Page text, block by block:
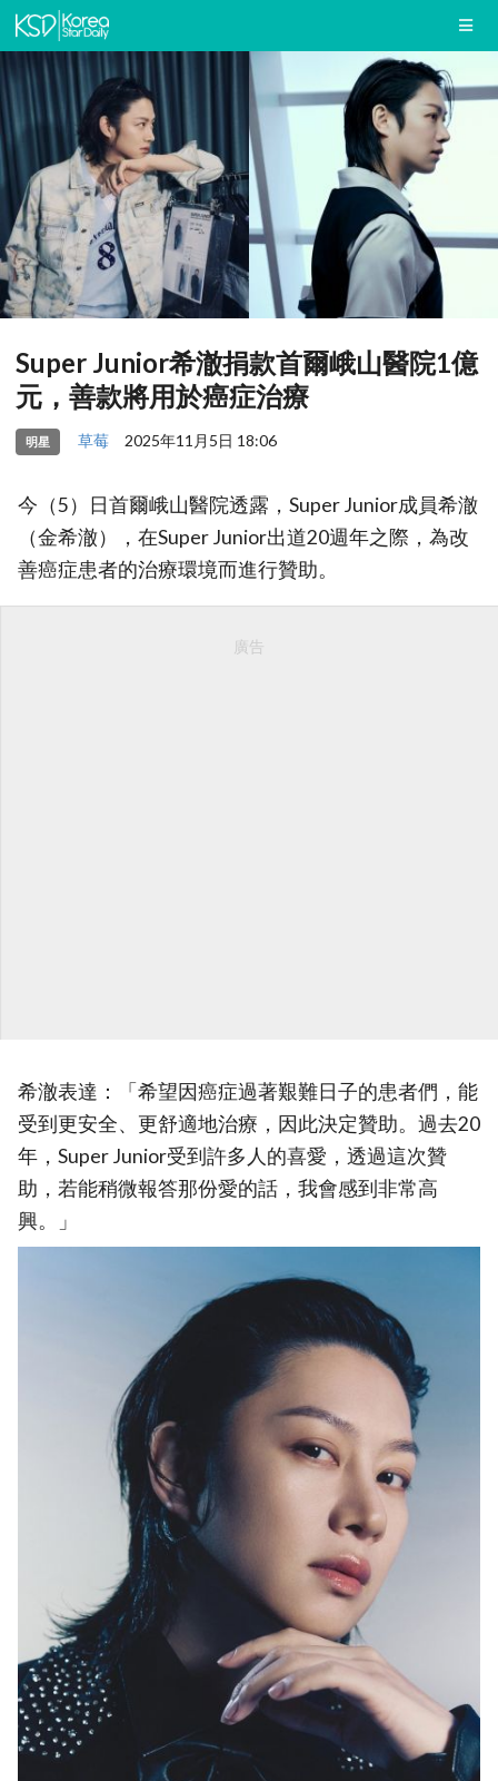
Super Junior希澈捐款首爾峨山醫院1億
元，善款將用於癌症治療
明星 草莓 2025年11月5日 18:06
今（5）日首爾峨山醫院透露，Super Junior成員希澈
（金希澈），在Super Junior出道20週年之際，為改
善癌症患者的治療環境而進行贊助。
廣告
希澈表達：「希望因癌症過著艱難日子的患者們，能
受到更安全、更舒適地治療，因此決定贊助。過去20
年，Super Junior受到許多人的喜愛，透過這次贊
助，若能稍微報答那份愛的話，我會感到非常高
興。」